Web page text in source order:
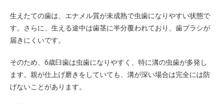
生えたての歯は、エナメル質が未成熟で虫歯になりやすい状態で
す。さらに、生える途中は歯茎に半分覆われており、歯ブラシが
届きにくいです。
そのため、6歳臼歯は虫歯になりやすく、特に溝の虫歯が多発し
ます。親が仕上げ磨きをしていても、溝が深い場合は完全には防
げないことがあります。